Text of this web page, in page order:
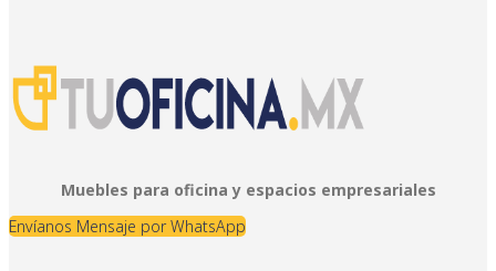
Muebles para oficina y espacios empresariales
Envíanos Mensaje por WhatsApp